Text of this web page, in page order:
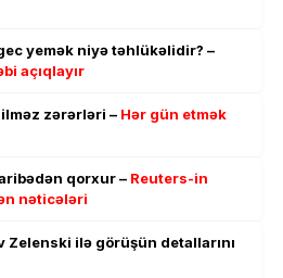
yemək niyə təhlükəlidir? –
açıqlayır
zərərləri – Hər gün etmək
qorxur – Reuters-in
nəticələri
Zelenski ilə görüşün detallarını